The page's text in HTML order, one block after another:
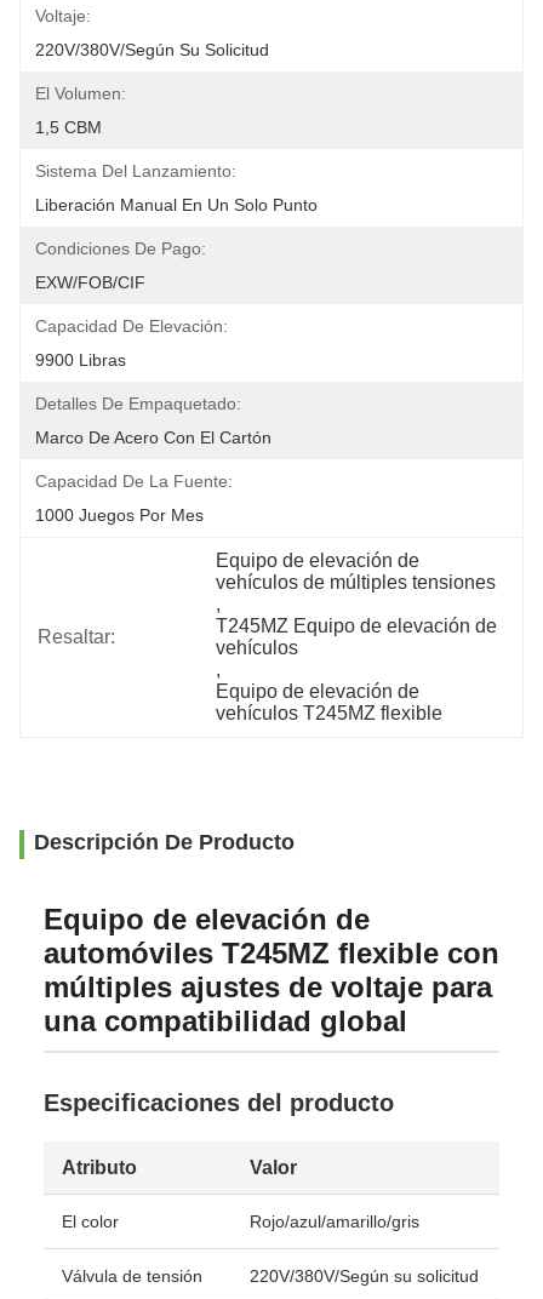
Voltaje:
220V/380V/según Su Solicitud
El Volumen:
1,5 CBM
Sistema Del Lanzamiento:
Liberación Manual En Un Solo Punto
Condiciones De Pago:
EXW/FOB/CIF
Capacidad De Elevación:
9900 Libras
Detalles De Empaquetado:
Marco De Acero Con El Cartón
Capacidad De La Fuente:
1000 Juegos Por Mes
Resaltar:
Equipo de elevación de
vehículos de múltiples tensiones
,
T245MZ Equipo de elevación de
vehículos
,
Equipo de elevación de
vehículos T245MZ flexible
Descripción De Producto
Equipo de elevación de
automóviles T245MZ flexible con
múltiples ajustes de voltaje para
una compatibilidad global
Especificaciones del producto
Atributo Valor
El color Rojo/azul/amarillo/gris
Válvula de tensión 220V/380V/Según su solicitud